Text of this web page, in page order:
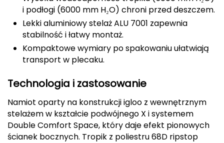
CMP
Cassin
Ciele Athletics
Climbing Technology
Coleman
Columbia
i podłogi (6000 mm H₂O) chroni przed deszczem.
Lekki aluminiowy stelaż ALU 7001 zapewnia
stabilność i łatwy montaż.
Kompaktowe wymiary po spakowaniu ułatwiają
transport w plecaku.
Technologia i zastosowanie
Namiot oparty na konstrukcji igloo z wewnętrznym
stelażem w kształcie podwójnego X i systemem
Double Comfort Space, który daje efekt pionowych
ścianek bocznych. Tropik z poliestru 68D ripstop